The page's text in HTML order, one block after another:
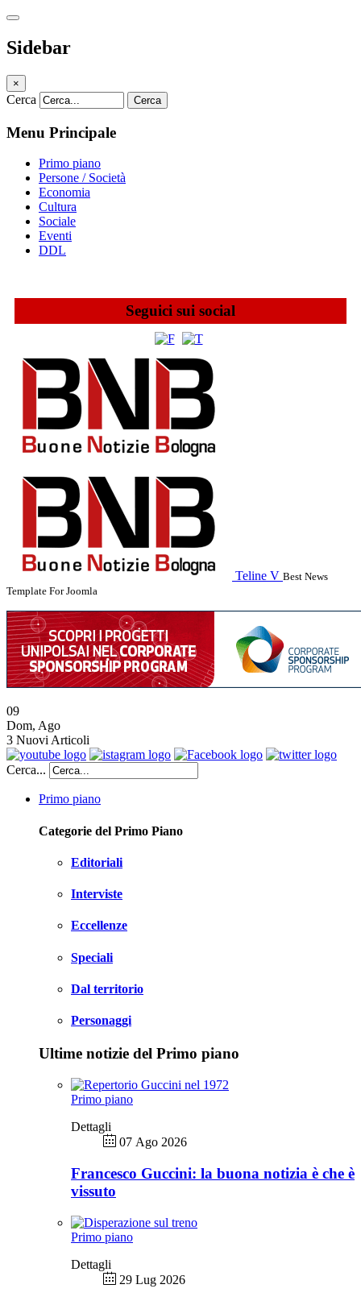
Sidebar
×
Cerca Cerca
Menu Principale
Primo piano
Persone / Società
Economia
Cultura
Sociale
Eventi
DDL
Seguici sui social
Teline V Best News
Template For Joomla
09
Dom, Ago
3 Nuovi Articoli
Cerca...
Primo piano
Categorie del Primo Piano
Editoriali
Interviste
Eccellenze
Speciali
Dal territorio
Personaggi
Ultime notizie del Primo piano
Primo piano
Dettagli
07 Ago 2026
Francesco Guccini: la buona notizia è che è
vissuto
Primo piano
Dettagli
29 Lug 2026